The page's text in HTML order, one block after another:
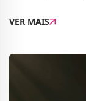
chegará em
VER MAIS